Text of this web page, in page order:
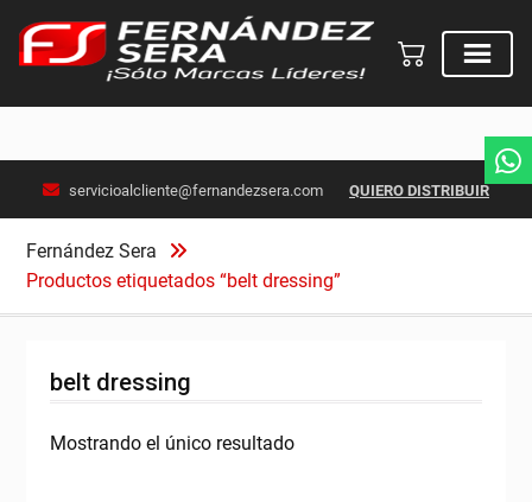
servicioalcliente@fernandezsera.com QUIERO DISTRIBUIR
Fernández Sera
Productos etiquetados “belt dressing”
belt dressing
Mostrando el único resultado